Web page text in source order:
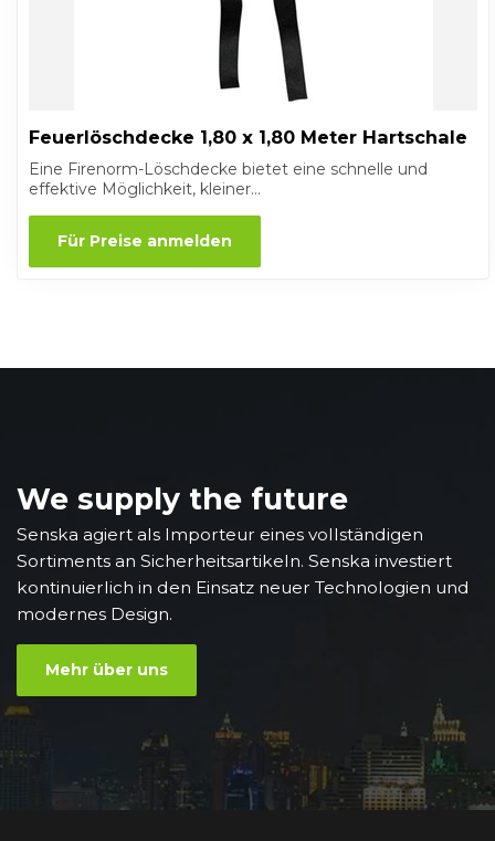
Feuerlöschdecke 1,80 x 1,80 Meter Hartschale
Eine Firenorm-Löschdecke bietet eine schnelle und
effektive Möglichkeit, kleiner...
Für Preise anmelden
We supply the future
Senska agiert als Importeur eines vollständigen
Sortiments an Sicherheitsartikeln. Senska investiert
kontinuierlich in den Einsatz neuer Technologien und
modernes Design.
Mehr über uns